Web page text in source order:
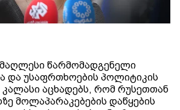
წარმომადგენელი
და უსაფრთხოების პოლიტიკის
კალასი აცხადებს, რომ რუსეთთან
მოლაპარაკებების დაწყების